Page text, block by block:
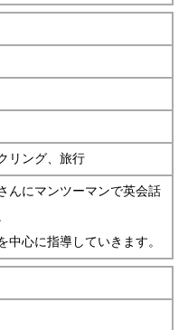
リング、旅行
んにマンツーマンで英会話
中心に指導していきます。